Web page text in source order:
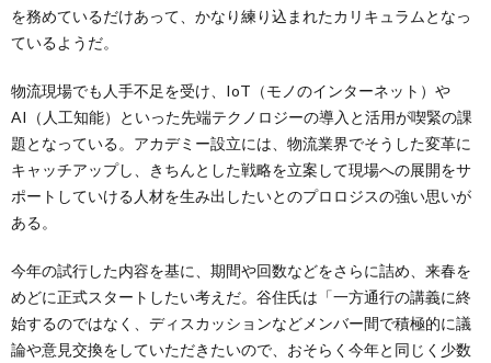
を務めているだけあって、かなり練り込まれたカリキュラムとなっ
ているようだ。
物流現場でも人手不足を受け、IoT（モノのインターネット）や
AI（人工知能）といった先端テクノロジーの導入と活用が喫緊の課
題となっている。アカデミー設立には、物流業界でそうした変革に
キャッチアップし、きちんとした戦略を立案して現場への展開をサ
ポートしていける人材を生み出したいとのプロロジスの強い思いが
ある。
今年の試行した内容を基に、期間や回数などをさらに詰め、来春を
めどに正式スタートしたい考えだ。谷住氏は「一方通行の講義に終
始するのではなく、ディスカッションなどメンバー間で積極的に議
論や意見交換をしていただきたいので、おそらく今年と同じく少数